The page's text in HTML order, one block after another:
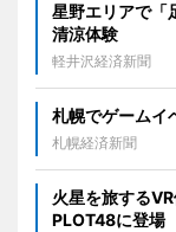
星野エリアで
清涼体験
軽井沢経済新聞
札幌でゲーム
札幌経済新聞
火星を旅する
PLOT48に登場